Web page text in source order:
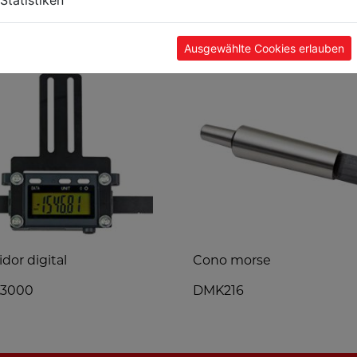
digital Cono morse
DMK216
Ausgewählte Cookies erlauben